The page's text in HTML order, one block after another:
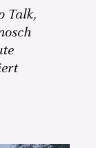
Talk,